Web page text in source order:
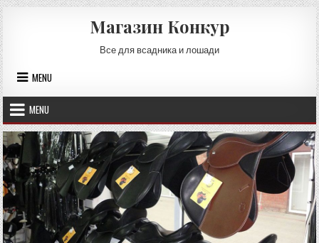
Skip
to
content
Магазин Конкур
Все для всадника и лошади
MENU
MENU